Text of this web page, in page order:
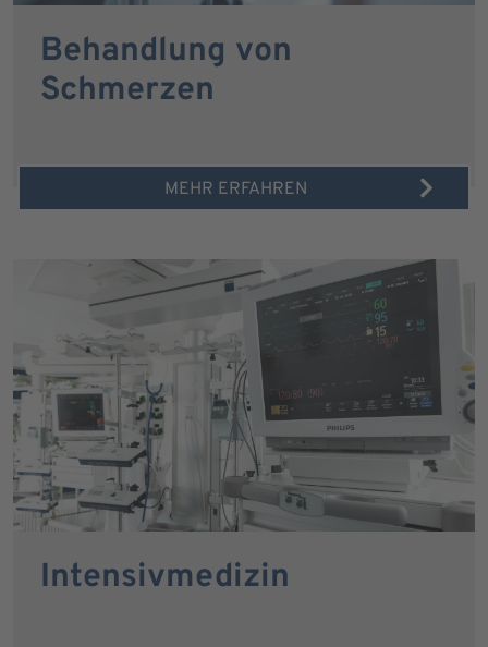
Behandlung von
Schmerzen
MEHR ERFAHREN
Intensivmedizin